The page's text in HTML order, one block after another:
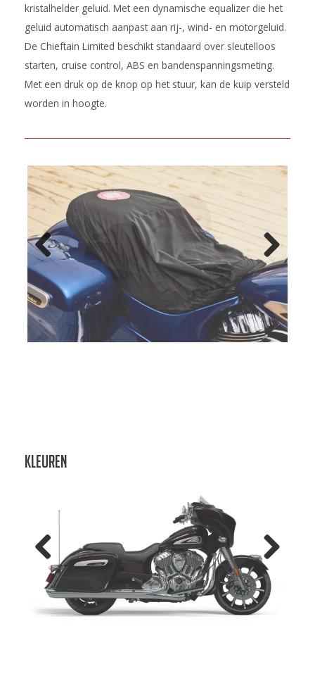
kristalhelder geluid. Met een dynamische equalizer die het
geluid automatisch aanpast aan rij-, wind- en motorgeluid.
De Chieftain Limited beschikt standaard over sleutelloos
starten, cruise control, ABS en bandenspanningsmeting.
Met een druk op de knop op het stuur, kan de kuip versteld
worden in hoogte.
Previo
us
Next
Kleuren
Previo
us
Next